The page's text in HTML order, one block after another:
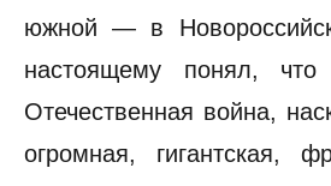
южной — в
настоящему понял, что
Отечественная война,
огромная, гигантская,